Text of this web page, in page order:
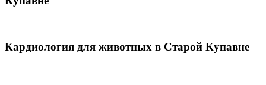
Кардиология для животных в Старой Купавне